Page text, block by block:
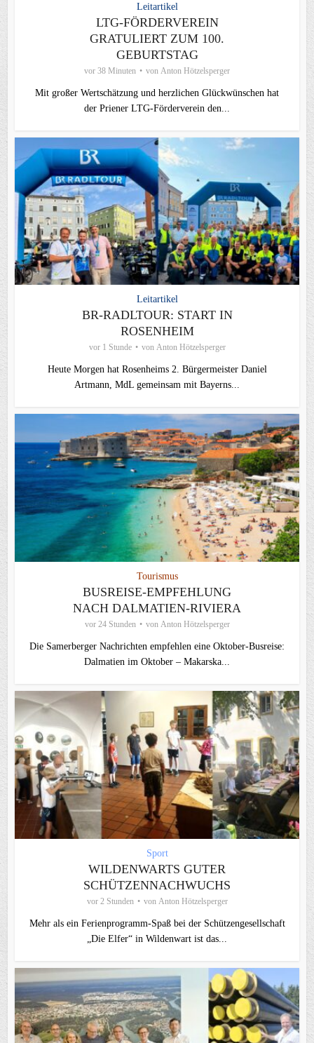
Leitartikel
LTG-FÖRDERVEREIN
GRATULIERT ZUM 100.
GEBURTSTAG
vor 38 Minuten von Anton Hötzelsperger
Mit großer Wertschätzung und herzlichen Glückwünschen hat
der Priener LTG‑Förderverein den...
Leitartikel
BR-RADLTOUR: START IN
ROSENHEIM
vor 1 Stunde von Anton Hötzelsperger
Heute Morgen hat Rosenheims 2. Bürgermeister Daniel
Artmann, MdL gemeinsam mit Bayerns...
Tourismus
BUSREISE-EMPFEHLUNG
NACH DALMATIEN-RIVIERA
vor 24 Stunden von Anton Hötzelsperger
Die Samerberger Nachrichten empfehlen eine Oktober-Busreise:
Dalmatien im Oktober – Makarska...
Sport
WILDENWARTS GUTER
SCHÜTZENNACHWUCHS
vor 2 Stunden von Anton Hötzelsperger
Mehr als ein Ferienprogramm-Spaß bei der Schützengesellschaft
„Die Elfer“ in Wildenwart ist das...